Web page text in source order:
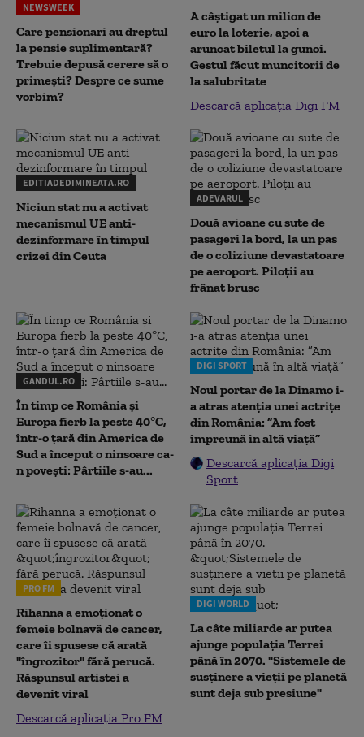
NEWSWEEK
Care pensionari au dreptul
la pensie suplimentară?
Trebuie depusă cerere să o
primești? Despre ce sume
vorbim?
A câștigat un milion de
euro la loterie, apoi a
aruncat biletul la gunoi.
Gestul făcut muncitorii de
la salubritate
Descarcă aplicația Digi FM
EDITIADEDIMINEATA.RO
Niciun stat nu a activat
mecanismul UE anti-
dezinformare în timpul
crizei din Ceuta
ADEVARUL
Două avioane cu sute de
pasageri la bord, la un pas
de o coliziune devastatoare
pe aeroport. Piloții au
frânat brusc
GANDUL.RO
În timp ce România și
Europa fierb la peste 40°C,
într-o țară din America de
Sud a început o ninsoare ca-
n povești: Pârtiile s-au...
DIGI SPORT
Noul portar de la Dinamo i-
a atras atenția unei actrițe
din România: ”Am fost
împreună în altă viață”
Descarcă aplicația Digi
Sport
PRO FM
Rihanna a emoționat o
femeie bolnavă de cancer,
care îi spusese că arată
"îngrozitor" fără perucă.
Răspunsul artistei a
devenit viral
Descarcă aplicația Pro FM
DIGI WORLD
La câte miliarde ar putea
ajunge populația Terrei
până în 2070. "Sistemele de
susținere a vieții pe planetă
sunt deja sub presiune"